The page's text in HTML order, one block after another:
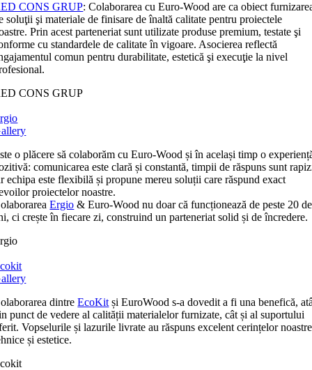
CONS GRUP: Colaborarea cu Euro-Wood are ca obiect
soluţii şi materiale de finisare de înaltă calitate pentru proiectele
Prin acest parteneriat sunt utilizate produse premium, testate şi
cu standardele de calitate în vigoare. Asocierea reflectă
comun pentru durabilitate, estetică şi execuţie la nivel
CONS GRUP
o plăcere să colaborăm cu Euro-Wood și în același timp o
comunicarea este clară și constantă, timpii de răspuns sunt
echipa este flexibilă și propune mereu soluții care răspund exact
proiectelor noastre.
Ergio & Euro-Wood nu doar că funcționează de peste 20 de
ci crește în fiecare zi, construind un parteneriat solid și de încredere.
dintreEcoKit și EuroWood s-a dovedit a fi una benefică,
punct de vedere al calității materialelor furnizate, cât și al suportului
Vopselurile și lazurile livrate au răspuns excelent cerințelor noastre
și estetice.